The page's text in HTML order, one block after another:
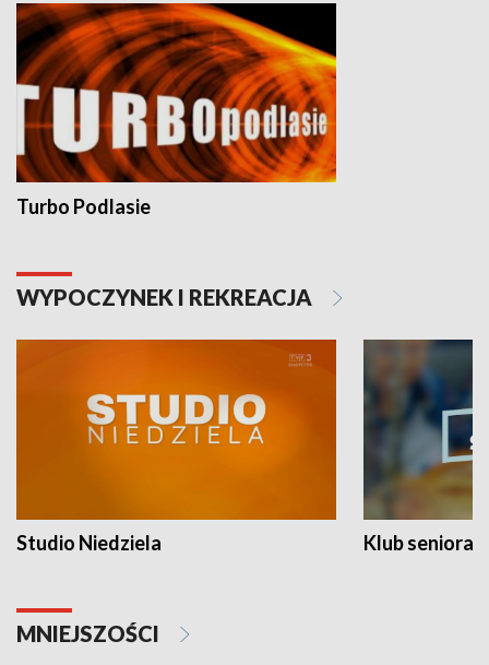
Turbo Podlasie
WYPOCZYNEK I REKREACJA
Studio Niedziela Klub seniora
MNIEJSZOŚCI